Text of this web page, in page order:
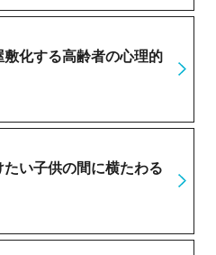
化する高齢者の心理的
い子供の間に横たわる